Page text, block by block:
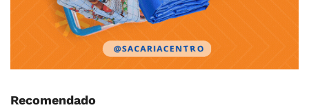
Recomendado